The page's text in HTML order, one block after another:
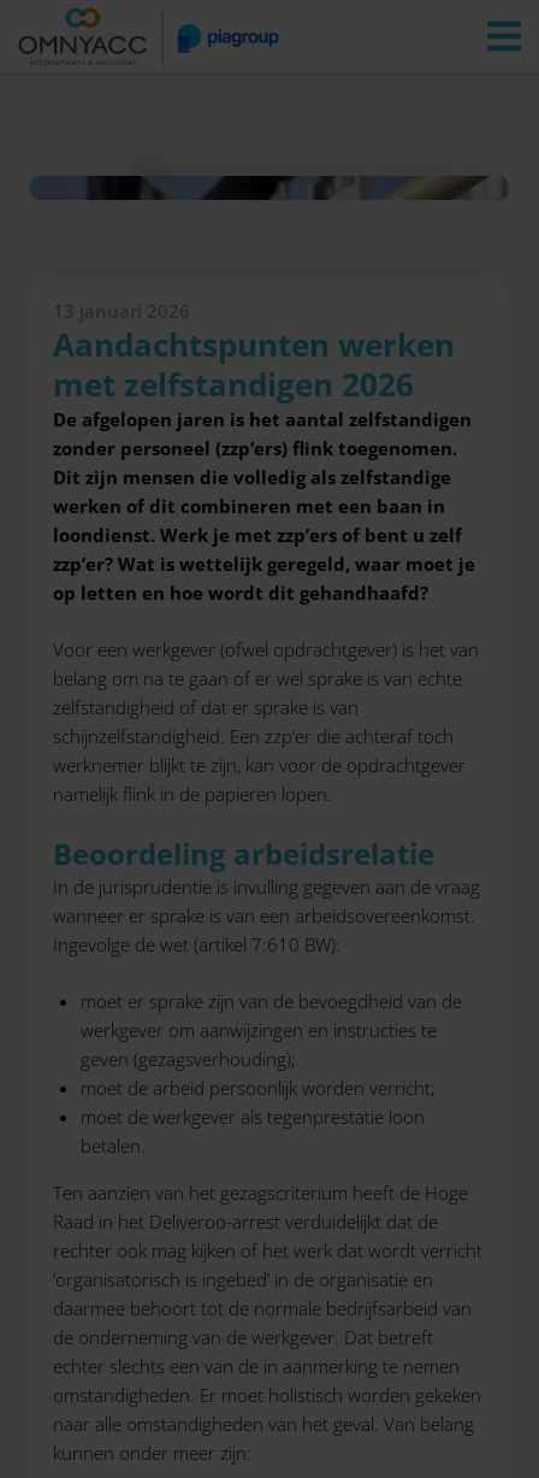
Vestigingen Zoeken
13 januari 2026
Aandachtspunten werken
met zelfstandigen 2026
De afgelopen jaren is het aantal zelfstandigen
zonder personeel (zzp’ers) flink toegenomen.
Dit zijn mensen die volledig als zelfstandige
werken of dit combineren met een baan in
loondienst. Werk je met zzp’ers of bent u zelf
zzp’er? Wat is wettelijk geregeld, waar moet je
op letten en hoe wordt dit gehandhaafd?
Voor een werkgever (ofwel opdrachtgever) is het van
belang om na te gaan of er wel sprake is van echte
zelfstandigheid of dat er sprake is van
schijnzelfstandigheid. Een zzp’er die achteraf toch
werknemer blijkt te zijn, kan voor de opdrachtgever
namelijk flink in de papieren lopen.
Beoordeling arbeidsrelatie
In de jurisprudentie is invulling gegeven aan de vraag
wanneer er sprake is van een arbeidsovereenkomst.
Ingevolge de wet (artikel 7:610 BW):
moet er sprake zijn van de bevoegdheid van de
werkgever om aanwijzingen en instructies te
geven (gezagsverhouding);
moet de arbeid persoonlijk worden verricht;
moet de werkgever als tegenprestatie loon
betalen.
Ten aanzien van het gezagscriterium heeft de Hoge
Raad in het Deliveroo-arrest verduidelijkt dat de
rechter ook mag kijken of het werk dat wordt verricht
‘organisatorisch is ingebed’ in de organisatie en
daarmee behoort tot de normale bedrijfsarbeid van
de onderneming van de werkgever. Dat betreft
echter slechts een van de in aanmerking te nemen
omstandigheden. Er moet holistisch worden gekeken
naar alle omstandigheden van het geval. Van belang
kunnen onder meer zijn: